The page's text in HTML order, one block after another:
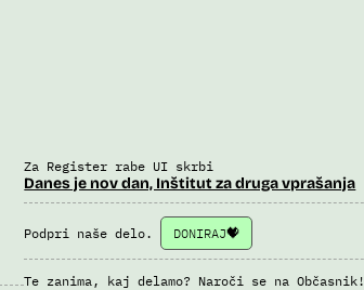
Za Register rabe UI skrbi
Danes je nov dan, Inštitut za druga vprašanja
Podpri naše delo. DONIRAJ
Te zanima, kaj delamo? Naroči se na Občasnik!